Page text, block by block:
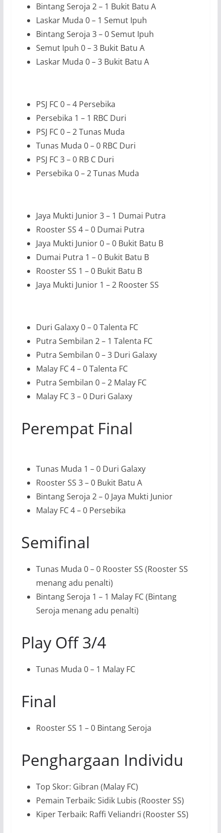
Bintang Seroja 2 – 1 Bukit Batu A
Laskar Muda 0 – 1 Semut Ipuh
Bintang Seroja 3 – 0 Semut Ipuh
Semut Ipuh 0 – 3 Bukit Batu A
Laskar Muda 0 – 3 Bukit Batu A
PSJ FC 0 – 4 Persebika
Persebika 1 – 1 RBC Duri
PSJ FC 0 – 2 Tunas Muda
Tunas Muda 0 – 0 RBC Duri
PSJ FC 3 – 0 RB C Duri
Persebika 0 – 2 Tunas Muda
Jaya Mukti Junior 3 – 1 Dumai Putra
Rooster SS 4 – 0 Dumai Putra
Jaya Mukti Junior 0 – 0 Bukit Batu B
Dumai Putra 1 – 0 Bukit Batu B
Rooster SS 1 – 0 Bukit Batu B
Jaya Mukti Junior 1 – 2 Rooster SS
Duri Galaxy 0 – 0 Talenta FC
Putra Sembilan 2 – 1 Talenta FC
Putra Sembilan 0 – 3 Duri Galaxy
Malay FC 4 – 0 Talenta FC
Putra Sembilan 0 – 2 Malay FC
Malay FC 3 – 0 Duri Galaxy
Perempat Final
Tunas Muda 1 – 0 Duri Galaxy
Rooster SS 3 – 0 Bukit Batu A
Bintang Seroja 2 – 0 Jaya Mukti Junior
Malay FC 4 – 0 Persebika
Semifinal
Tunas Muda 0 – 0 Rooster SS (Rooster SS
menang adu penalti)
Bintang Seroja 1 – 1 Malay FC (Bintang
Seroja menang adu penalti)
Play Off 3/4
Tunas Muda 0 – 1 Malay FC
Final
Rooster SS 1 – 0 Bintang Seroja
Penghargaan Individu
Top Skor: Gibran (Malay FC)
Pemain Terbaik: Sidik Lubis (Rooster SS)
Kiper Terbaik: Raffi Veliandri (Rooster SS)